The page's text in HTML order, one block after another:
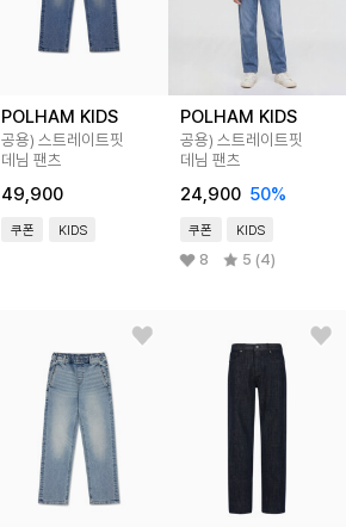
POLHAM KIDS
공용) 스트레이트핏
데님 팬츠
49,900
쿠폰 KIDS
POLHAM KIDS
공용) 스트레이트핏
데님 팬츠
24,900 50%
쿠폰 KIDS
8 5 (4)